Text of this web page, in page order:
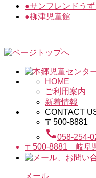
●サンフレンドう
●柳津児童館
HOME
ご利用案内
新着情報
CONTACT
〒500-8881
call058-254-
〒500-8881 岐阜
メール